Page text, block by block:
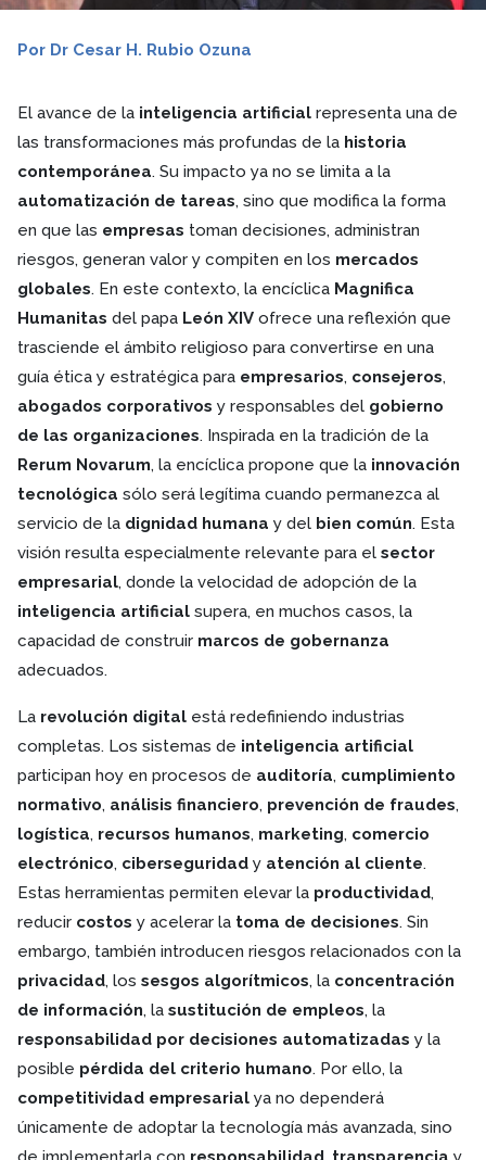
Por Dr Cesar H. Rubio Ozuna
El avance de la inteligencia artificial representa una de
las transformaciones más profundas de la historia
contemporánea. Su impacto ya no se limita a la
automatización de tareas, sino que modifica la forma
en que las empresas toman decisiones, administran
riesgos, generan valor y compiten en los mercados
globales. En este contexto, la encíclica Magnifica
Humanitas del papa León XIV ofrece una reflexión que
trasciende el ámbito religioso para convertirse en una
guía ética y estratégica para empresarios, consejeros,
abogados corporativos y responsables del gobierno
de las organizaciones. Inspirada en la tradición de la
Rerum Novarum, la encíclica propone que la innovación
tecnológica sólo será legítima cuando permanezca al
servicio de la dignidad humana y del bien común. Esta
visión resulta especialmente relevante para el sector
empresarial, donde la velocidad de adopción de la
inteligencia artificial supera, en muchos casos, la
capacidad de construir marcos de gobernanza
adecuados.
La revolución digital está redefiniendo industrias
completas. Los sistemas de inteligencia artificial
participan hoy en procesos de auditoría, cumplimiento
normativo, análisis financiero, prevención de fraudes,
logística, recursos humanos, marketing, comercio
electrónico, ciberseguridad y atención al cliente.
Estas herramientas permiten elevar la productividad,
reducir costos y acelerar la toma de decisiones. Sin
embargo, también introducen riesgos relacionados con la
privacidad, los sesgos algorítmicos, la concentración
de información, la sustitución de empleos, la
responsabilidad por decisiones automatizadas y la
posible pérdida del criterio humano. Por ello, la
competitividad empresarial ya no dependerá
únicamente de adoptar la tecnología más avanzada, sino